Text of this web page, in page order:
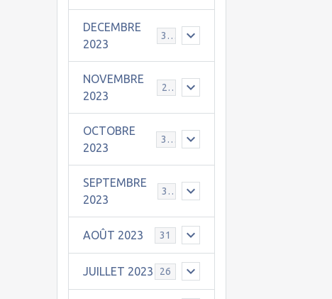
DECEMBRE
2023
31
NOVEMBRE
2023
24
OCTOBRE
2023
31
SEPTEMBRE
2023
30
AOÛT 2023 31
JUILLET 2023 26